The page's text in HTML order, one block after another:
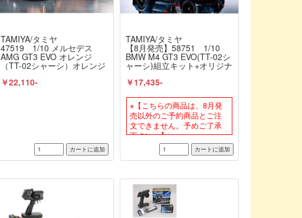
TAMIYA/タミヤ
47519 1/10 メルセデス
AMG GT3 EVO オレンジ
（TT-02シャーシ）オレンジ
+オリジナルフルベアリング
￥22,110-
TAMIYA/タミヤ
【8月発売】58751 1/10
BMW M4 GT3 EVO(TT-02シ
ャーシ)組立キット+オリジナ
（未組立） ≪ラジコン≫
￥17,435-
※【こちらの商品は、8月発
売以外のご予約商品とご注
文できません。予めご了承
下さい。】